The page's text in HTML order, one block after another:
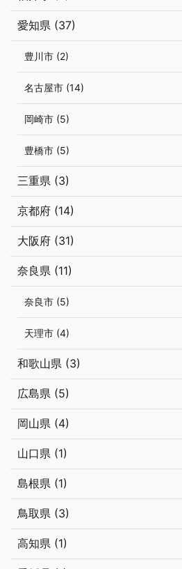
愛知県 (37)
豊川市 (2)
名古屋市 (14)
岡崎市 (5)
豊橋市 (5)
三重県 (3)
京都府 (14)
大阪府 (31)
奈良県 (11)
奈良市 (5)
天理市 (4)
和歌山県 (3)
広島県 (5)
岡山県 (4)
山口県 (1)
島根県 (1)
鳥取県 (3)
高知県 (1)